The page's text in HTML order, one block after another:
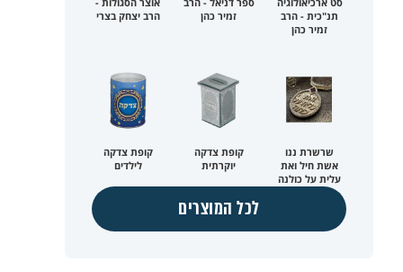
תנ"כית - הרב
זמיר כהן
זמיר כהן
הרב יצחק בצרי
שרשרת ננו
אשת חיל ואת
עלית על כולנה
קופת צדקה
יוקרתית
קופת צדקה
לילדים
לכל המוצרים